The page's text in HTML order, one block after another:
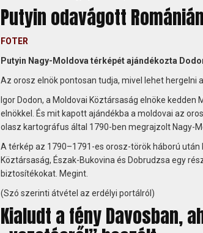
Putyin odavágott
FOTER
Putyin Nagy-Moldova térképét ajándékozta
Az orosz elnök pontosan tudja, mivel lehet hergelni
Igor Dodon, a Moldovai Köztársaság elnöke
elnökkel. És mit kapott ajándékba a moldovai az
olasz kartográfus által 1790-ben megrajzolt Nagy-
A térkép az 1790–1791-es orosz-török háború
Köztársaság, Észak-Bukovina és Dobrudzsa egy
biztosítékokat. Megint.
(Szó szerinti átvétel az erdélyi portálról)
Kialudt a fény Davosban,